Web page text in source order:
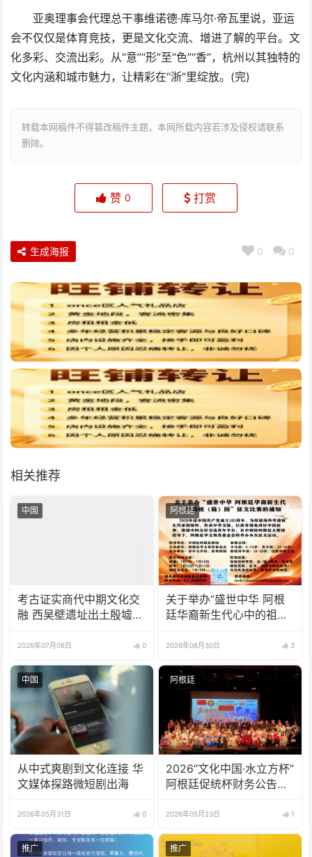
亚奥理事会代理总干事维诺德·库马尔·帝瓦里说，亚运
会不仅仅是体育竞技，更是文化交流、增进了解的平台。文
化多彩、交流出彩。从“意”“形”至“色”“香”，杭州以其独特的
文化内涵和城市魅力，让精彩在“浙”里绽放。(完)
转载本网稿件不得篡改稿件主题，本网所载内容若涉及侵权请联系
删除。
赞 0 打赏
0 0
生成海报
相关推荐
中国
考古证实商代中期文化交
融 西吴壁遗址出土殷墟风
2026年07月06日 0
阿根廷
关于举办“盛世中华 阿根
廷华裔新生代心中的祖
2026年06月30日 3
中国
从中式爽剧到文化连接 华
文媒体探路微短剧出海
2026年05月31日 0
阿根廷
2026“文化中国·水立方杯”
阿根廷促统杯财务公告暨
2026年05月23日 1
推广 推广